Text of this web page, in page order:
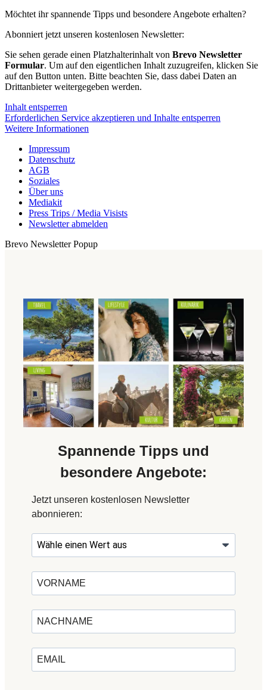
Möchtet ihr spannende Tipps und besondere Angebote erhalten?
Abonniert jetzt unseren kostenlosen Newsletter:
Sie sehen gerade einen Platzhalterinhalt von Brevo Newsletter
Formular. Um auf den eigentlichen Inhalt zuzugreifen, klicken Sie
auf den Button unten. Bitte beachten Sie, dass dabei Daten an
Drittanbieter weitergegeben werden.
Inhalt entsperren
Erforderlichen Service akzeptieren und Inhalte entsperren
Weitere Informationen
Impressum
Datenschutz
AGB
Soziales
Über uns
Mediakit
Press Trips / Media Visists
Newsletter abmelden
Brevo Newsletter Popup